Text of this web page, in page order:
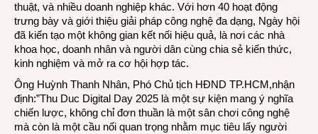
thuật, và nhiều doanh nghiệp khác. Với hơn 40 hoạt động
trưng bày và giới thiệu giải pháp công nghệ đa dạng, Ngày hội
đã kiến tạo một không gian kết nối hiệu quả, là nơi các nhà
khoa học, doanh nhân và người dân cùng chia sẻ kiến thức,
kinh nghiệm và mở ra cơ hội hợp tác.
Ông Huỳnh Thanh Nhân, Phó Chủ tịch HĐND TP.HCM,nhận
định:”Thu Duc Digital Day 2025 là một sự kiện mang ý nghĩa
chiến lược, không chỉ đơn thuần là một sân chơi công nghệ
mà còn là một cầu nối quan trọng nhằm mục tiêu lấy người